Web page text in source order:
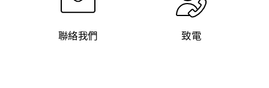
聯絡我們 致電